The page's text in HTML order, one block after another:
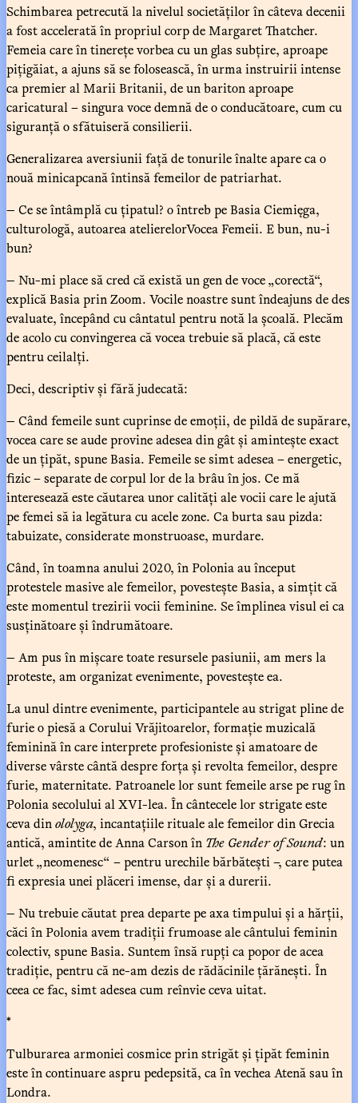
Schimbarea petrecută la nivelul societăților în câteva decenii
a fost accelerată în propriul corp de Margaret Thatcher.
Femeia care în tinerețe vorbea cu un glas subțire, aproape
pițigăiat, a ajuns să se folosească, în urma instruirii intense
ca premier al Marii Britanii, de un bariton aproape
caricatural – singura voce demnă de o conducătoare, cum cu
siguranță o sfătuiseră consilierii.
Generalizarea aversiunii față de tonurile înalte apare ca o
nouă minicapcană întinsă femeilor de patriarhat.
— Ce se întâmplă cu țipatul? o întreb pe Basia Ciemięga,
culturologă, autoarea atelierelorVocea Femeii. E bun, nu-i
bun?
— Nu-mi place să cred că există un gen de voce „corectă“,
explică Basia prin Zoom. Vocile noastre sunt îndeajuns de des
evaluate, începând cu cântatul pentru notă la școală. Plecăm
de acolo cu convingerea că vocea trebuie să placă, că este
pentru ceilalți.
Deci, descriptiv și fără judecată:
— Când femeile sunt cuprinse de emoții, de pildă de supărare,
vocea care se aude provine adesea din gât și amintește exact
de un țipăt, spune Basia. Femeile se simt adesea – energetic,
fizic – separate de corpul lor de la brâu în jos. Ce mă
interesează este căutarea unor calități ale vocii care le ajută
pe femei să ia legătura cu acele zone. Ca burta sau pizda:
tabuizate, considerate monstruoase, murdare.
Când, în toamna anului 2020, în Polonia au început
protestele masive ale femeilor, povestește Basia, a simțit că
este momentul trezirii vocii feminine. Se împlinea visul ei ca
susținătoare și îndrumătoare.
— Am pus în mișcare toate resursele pasiunii, am mers la
proteste, am organizat evenimente, povestește ea.
La unul dintre evenimente, participantele au strigat pline de
furie o piesă a Corului Vrăjitoarelor, formație muzicală
feminină în care interprete profesioniste și amatoare de
diverse vârste cântă despre forța și revolta femeilor, despre
furie, maternitate. Patroanele lor sunt femeile arse pe rug în
Polonia secolului al XVI-lea. În cântecele lor strigate este
ceva dinololyga, incantațiile rituale ale femeilor din Grecia
antică, amintite de Anna Carson în The Gender of Sound: un
urlet „neomenesc“ – pentru urechile bărbătești –, care putea
fi expresia unei plăceri imense, dar și a durerii.
— Nu trebuie căutat prea departe pe axa timpului și a hărții,
căci în Polonia avem tradiții frumoase ale cântului feminin
colectiv, spune Basia. Suntem însă rupți ca popor de acea
tradiție, pentru că ne-am dezis de rădăcinile țărănești. În
ceea ce fac, simt adesea cum reînvie ceva uitat.
*
Tulburarea armoniei cosmice prin strigăt și țipăt feminin
este în continuare aspru pedepsită, ca în vechea Atenă sau în
Londra.